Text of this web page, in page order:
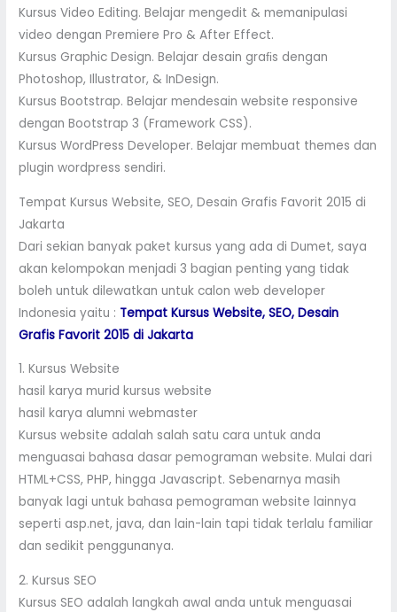
Kursus Video Editing. Belajar mengedit & memanipulasi
video dengan Premiere Pro & After Effect.
Kursus Graphic Design. Belajar desain graﬁs dengan
Photoshop, Illustrator, & InDesign.
Kursus Bootstrap. Belajar mendesain website responsive
dengan Bootstrap 3 (Framework CSS).
Kursus WordPress Developer. Belajar membuat themes dan
plugin wordpress sendiri.
Tempat Kursus Website, SEO, Desain Grafis Favorit 2015 di
Jakarta
Dari sekian banyak paket kursus yang ada di Dumet, saya
akan kelompokan menjadi 3 bagian penting yang tidak
boleh untuk dilewatkan untuk calon web developer
Indonesia yaitu : Tempat Kursus Website, SEO, Desain
Grafis Favorit 2015 di Jakarta
1. Kursus Website
hasil karya murid kursus website
hasil karya alumni webmaster
Kursus website adalah salah satu cara untuk anda
menguasai bahasa dasar pemograman website. Mulai dari
HTML+CSS, PHP, hingga Javascript. Sebenarnya masih
banyak lagi untuk bahasa pemograman website lainnya
seperti asp.net, java, dan lain-lain tapi tidak terlalu familiar
dan sedikit penggunanya.
2. Kursus SEO
Kursus SEO adalah langkah awal anda untuk menguasai